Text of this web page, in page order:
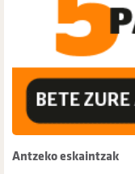
Antzeko eskaintzak